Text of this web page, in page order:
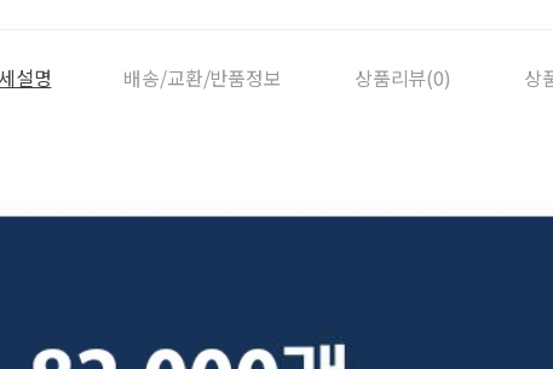
설명 배송/교환/반품정보 상품리뷰(0) 상